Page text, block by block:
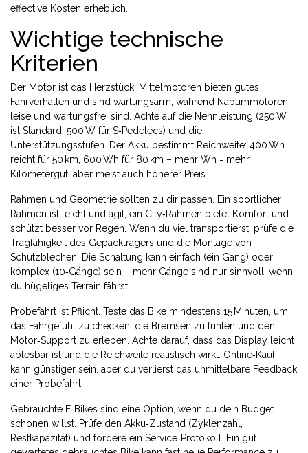
effective Kosten erheblich.
Wichtige technische
Kriterien
Der Motor ist das Herzstück. Mittelmotoren bieten gutes
Fahrverhalten und sind wartungsarm, während Nabummotoren
leise und wartungsfrei sind. Achte auf die Nennleistung (250 W
ist Standard, 500 W für S‑Pedelecs) und die
Unterstützungsstufen. Der Akku bestimmt Reichweite: 400 Wh
reicht für 50 km, 600 Wh für 80 km – mehr Wh = mehr
Kilometergut, aber meist auch höherer Preis.
Rahmen und Geometrie sollten zu dir passen. Ein sportlicher
Rahmen ist leicht und agil, ein City‑Rahmen bietet Komfort und
schützt besser vor Regen. Wenn du viel transportierst, prüfe die
Tragfähigkeit des Gepäckträgers und die Montage von
Schutzblechen. Die Schaltung kann einfach (ein Gang) oder
komplex (10‑Gänge) sein – mehr Gänge sind nur sinnvoll, wenn
du hügeliges Terrain fährst.
Probefahrt ist Pflicht. Teste das Bike mindestens 15 Minuten, um
das Fahrgefühl zu checken, die Bremsen zu fühlen und den
Motor‑Support zu erleben. Achte darauf, dass das Display leicht
ablesbar ist und die Reichweite realistisch wirkt. Online‑Kauf
kann günstiger sein, aber du verlierst das unmittelbare Feedback
einer Probefahrt.
Gebrauchte E‑Bikes sind eine Option, wenn du dein Budget
schonen willst. Prüfe den Akku‑Zustand (Zyklenzahl,
Restkapazität) und fordere ein Service‑Protokoll. Ein gut